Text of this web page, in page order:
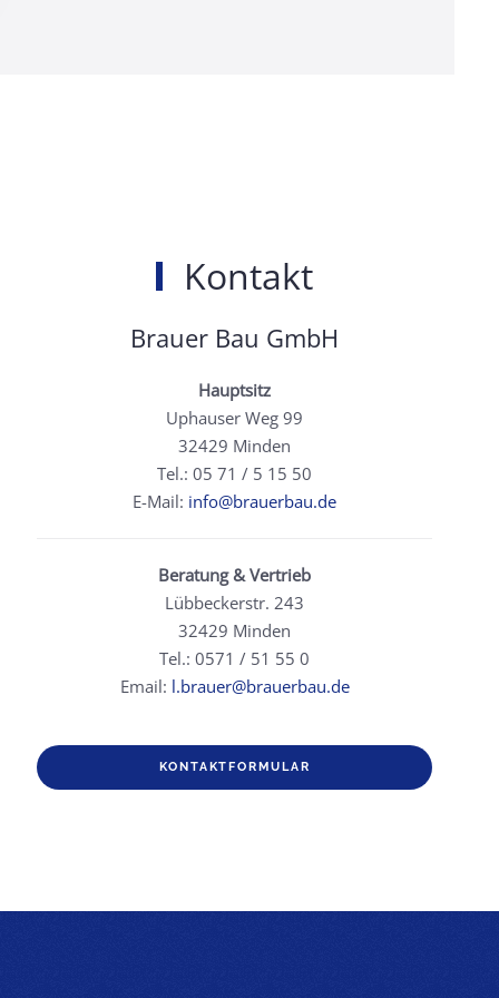
Kontakt
Brauer Bau GmbH
Hauptsitz
Uphauser Weg 99
32429 Minden
Tel.: 05 71 / 5 15 50
E-Mail: info@brauerbau.de
Beratung & Vertrieb
Lübbeckerstr. 243
32429 Minden
Tel.: 0571 / 51 55 0
Email: l.brauer@brauerbau.de
KONTAKTFORMULAR